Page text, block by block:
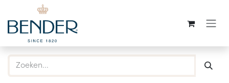
Overslaan naar inhoud